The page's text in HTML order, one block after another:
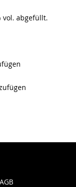
vol. abgefüllt.
AGB